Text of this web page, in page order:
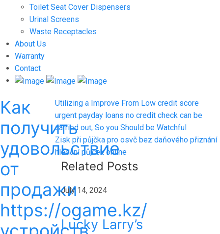
Toilet Seat Cover Dispensers
Urinal Screens
Waste Receptacles
About Us
Warranty
Contact
Как
получить
удовольствие
от
продажи
https://ogame.kz/
Post
navigation
Previous
post:
Utilizing a Improve From Low credit score
urgent payday loans no credit check can be
carried out, So you Should be Watchful
Next
post:
Zisk při půjčka pro osvč bez daňového přiznání
hledání půjček online
Related Posts
July 14, 2024
Lucky Larry’s